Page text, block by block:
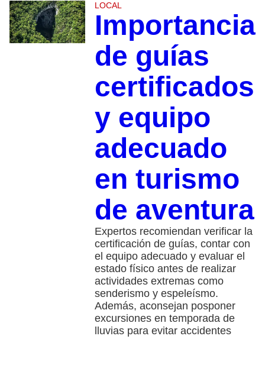
LOCAL
Importancia
de guías
certificados
y equipo
adecuado
en turismo
de aventura
Expertos recomiendan verificar la
certificación de guías, contar con
el equipo adecuado y evaluar el
estado físico antes de realizar
actividades extremas como
senderismo y espeleísmo.
Además, aconsejan posponer
excursiones en temporada de
lluvias para evitar accidentes